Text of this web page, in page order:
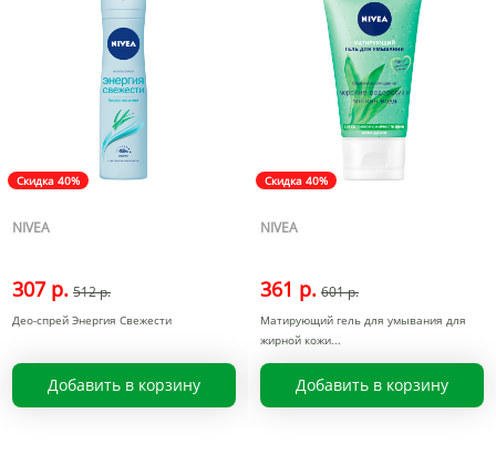
Скидка 40%
NIVEA
307 р. 512 р.
Део-спрей Энергия Свежести
Добавить в корзину
Скидка 40%
NIVEA
361 р. 601 р.
Матирующий гель для умывания для
жирной кожи
Добавить в корзину